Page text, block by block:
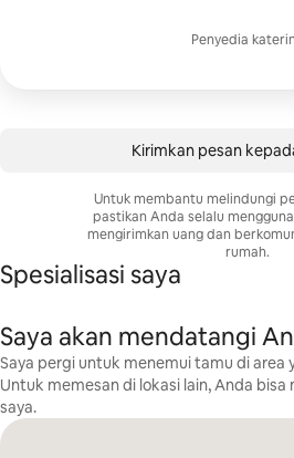
Penyedia
Kirimkan pesan
Untuk membantu melindungi
pastikan Anda selalu
mengirimkan uang dan
rumah.
Spesialisasi saya
Saya akan mendatangi
Saya pergi untuk menemui tamu di
Untuk memesan di lokasi lain, Anda
saya.